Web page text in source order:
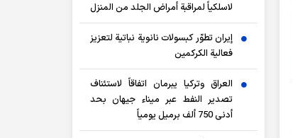
لاسلكياً لمراقبة أمراض الجلد من المنزل
إيران تطوّر كبسولات نانوية نباتية لتعزيز
فعالية الكركمين
العراق وتركيا يبرمان اتفاقاً لاستئناف
تصدير النفط عبر ميناء جيهان بحد
أدنى 750 ألف برميل يومياً